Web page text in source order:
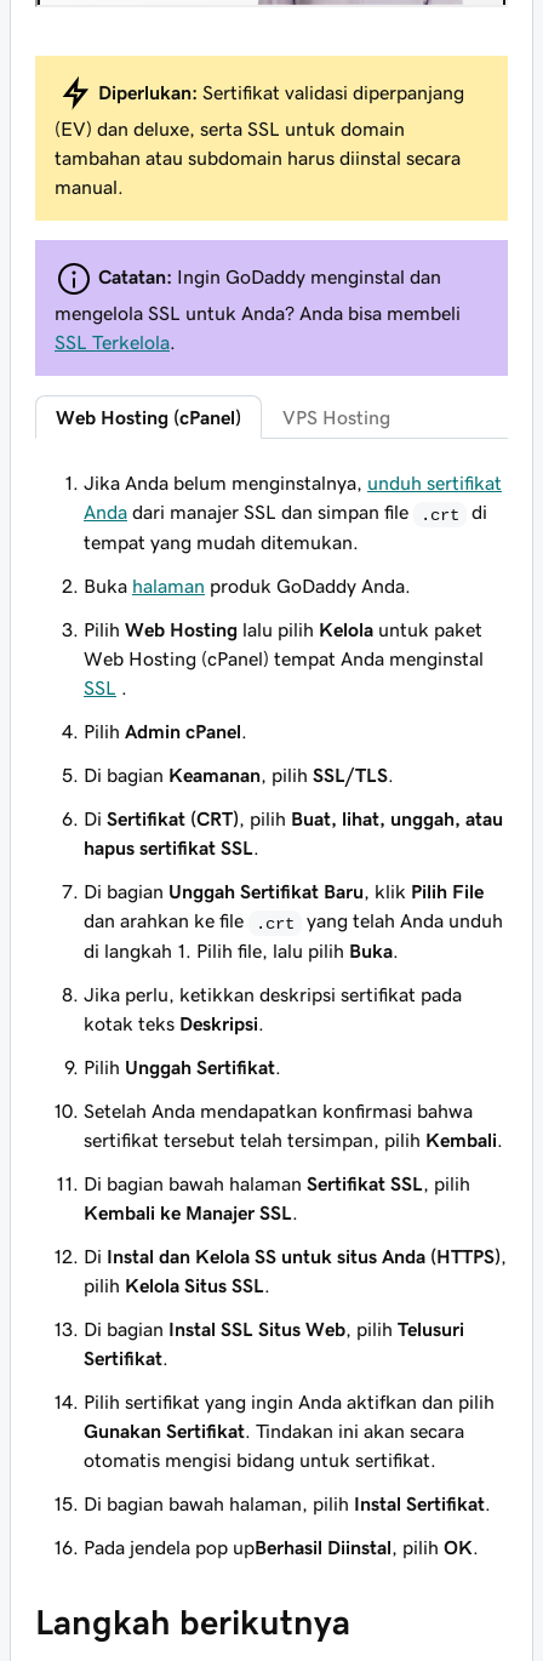
Diperlukan: Sertifikat validasi diperpanjang
(EV) dan deluxe, serta SSL untuk domain
tambahan atau subdomain harus diinstal secara
manual.
Catatan: Ingin GoDaddy menginstal dan
mengelola SSL untuk Anda? Anda bisa membeli
SSL Terkelola.
Web Hosting (cPanel) VPS Hosting
Jika Anda belum menginstalnya, unduh sertifikat
Anda dari manajer SSL dan simpan file .crt
di
tempat yang mudah ditemukan.
Buka halaman produk GoDaddy Anda.
Pilih Web Hosting lalu pilih Kelola untuk paket
Web Hosting (cPanel) tempat Anda menginstal
SSL .
Pilih Admin cPanel.
Di bagian Keamanan, pilih SSL/TLS.
Di Sertifikat (CRT), pilih Buat, lihat, unggah, atau
hapus sertifikat SSL.
Di bagian Unggah Sertifikat Baru, klik Pilih File
dan arahkan ke file
.crt
yang telah Anda unduh
di langkah 1. Pilih file, lalu pilih Buka.
Jika perlu, ketikkan deskripsi sertifikat pada
kotak teks Deskripsi.
Pilih Unggah Sertifikat.
Setelah Anda mendapatkan konfirmasi bahwa
sertifikat tersebut telah tersimpan, pilih Kembali.
Di bagian bawah halaman Sertifikat SSL, pilih
Kembali ke Manajer SSL.
Di Instal dan Kelola SS untuk situs Anda (HTTPS),
pilih Kelola Situs SSL.
Di bagian Instal SSL Situs Web, pilih Telusuri
Sertifikat.
Pilih sertifikat yang ingin Anda aktifkan dan pilih
Gunakan Sertifikat. Tindakan ini akan secara
otomatis mengisi bidang untuk sertifikat.
Di bagian bawah halaman, pilih Instal Sertifikat.
Pada jendela pop upBerhasil Diinstal, pilih OK.
Langkah berikutnya